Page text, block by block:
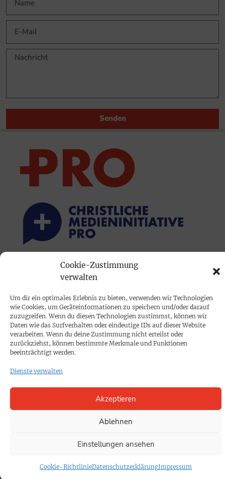
Cookie-Zustimmung
verwalten
Um dir ein optimales Erlebnis zu bieten, verwenden wir Technologien
wie Cookies, um Geräteinformationen zu speichern und/oder darauf
zuzugreifen. Wenn du diesen Technologien zustimmst, können wir
Daten wie das Surfverhalten oder eindeutige IDs auf dieser Website
verarbeiten. Wenn du deine Zustimmung nicht erteilst oder
zurückziehst, können bestimmte Merkmale und Funktionen
beeinträchtigt werden.
Dienste verwalten
Akzeptieren
Ablehnen
Einstellungen ansehen
Cookie-RichtlinieDatenschutzerklärungImpressum
Senden
PRINTAUSGABE
PROKOMPAKT
Impressum
Datenschutz